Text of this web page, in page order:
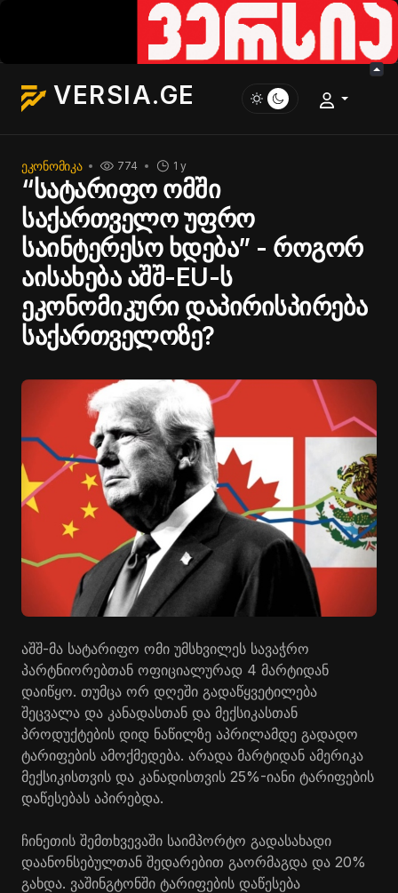
VERSIA.GE
ᲔᲙᲝᲜᲝᲛᲘᲙᲐ 1 y
774
“სატარიფო ომში
საქართველო უფრო
საინტერესო ხდება” - როგორ
აისახება აშშ-EU-ს
ეკონომიკური დაპირისპირება
საქართველოზე?
აშშ-მა სატარიფო ომი უმსხვილეს სავაჭრო
პარტნიორებთან ოფიციალურად 4 მარტიდან
დაიწყო. თუმცა ორ დღეში გადაწყვეტილება
შეცვალა და კანადასთან და მექსიკასთან
პროდუქტების დიდ ნაწილზე აპრილამდე გადადო
ტარიფების ამოქმედება. არადა მარტიდან ამერიკა
მექსიკისთვის და კანადისთვის 25%-იანი ტარიფების
დაწესებას აპირებდა.
ჩინეთის შემთხვევაში საიმპორტო გადასახადი
დაანონსებულთან შედარებით გაორმაგდა და 20%
გახდა. ვაშინგტონში ტარიფების დაწესება